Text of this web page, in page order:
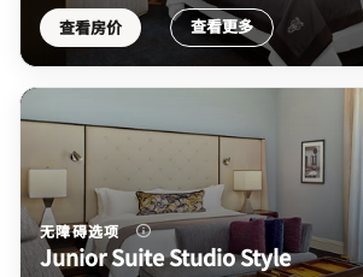
查看房价 查看更多
无障碍选项
Junior Suite Studio Style